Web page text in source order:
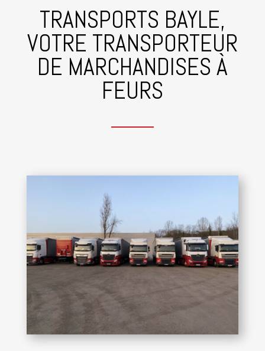
TRANSPORTS BAYLE,
VOTRE TRANSPORTEUR
DE MARCHANDISES À
FEURS